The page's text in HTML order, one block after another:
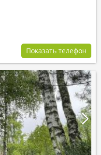
Показать телефон